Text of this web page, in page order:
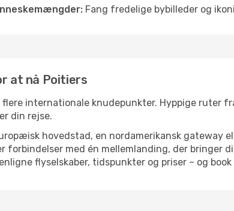
Fang fredelige bybilleder og
at nå Poitiers
internationale knudepunkter. Hyppige ruter
din rejse.
hovedstad, en nordamerikansk gateway
forbindelser med én mellemlanding, der bringer
flyselskaber, tidspunkter og priser – og